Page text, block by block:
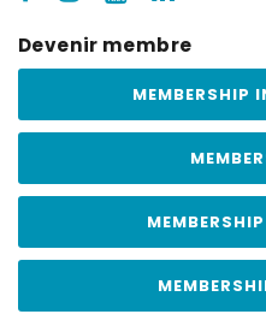
Devenir membre
MEMBERSHIP